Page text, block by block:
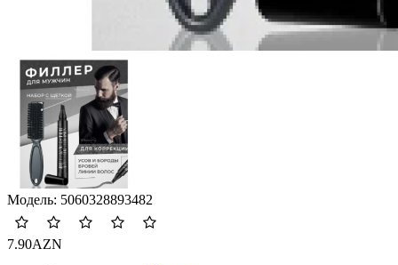
Модель: 5060328893482
7.90AZN